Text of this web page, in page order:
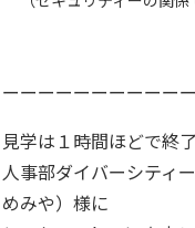
ーーーーーーーーーー
見学は１時間ほどで終了
人事部ダイバーシティ
めみや）様に